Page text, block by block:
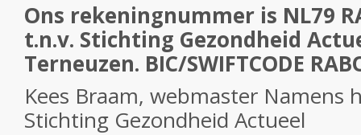
Ons rekeningnummer is NL79
t.n.v. Stichting Gezondheid
Terneuzen. BIC/SWIFTCODE
Kees Braam, webmaster Namens
Stichting Gezondheid Actueel